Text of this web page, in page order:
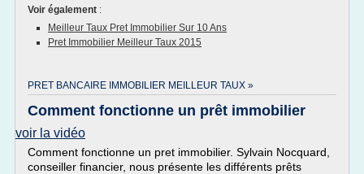
Voir également :
Meilleur Taux Pret Immobilier Sur 10 Ans
Pret Immobilier Meilleur Taux 2015
PRET BANCAIRE IMMOBILIER MEILLEUR TAUX »
Comment fonctionne un prêt immobilier
voir la vidéo
Comment fonctionne un pret immobilier. Sylvain Nocquard,
conseiller financier, nous présente les différents prêts